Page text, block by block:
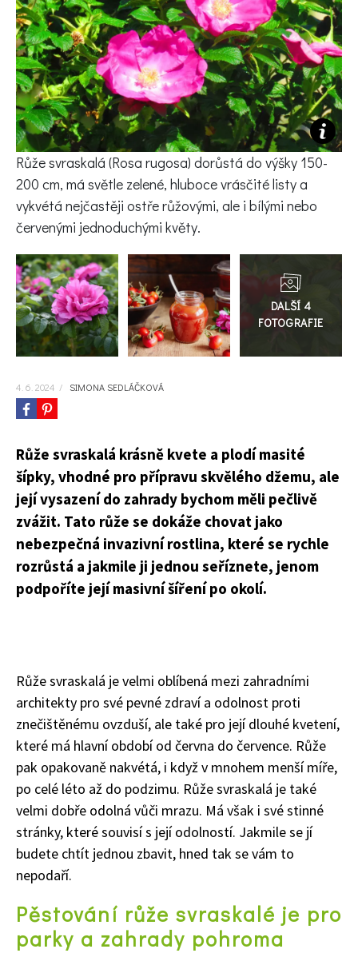
KVÍZY A TESTY
Růže svraskalá (Rosa rugosa) dorůstá do výšky 150-
200 cm, má světle zelené, hluboce vrásčité listy a
vykvétá nejčastěji ostře růžovými, ale i bílými nebo
červenými jednoduchými květy.
do
galerie
4. 6. 2024 / SIMONA SEDLÁČKOVÁ
Růže svraskalá krásně kvete a plodí masité
šípky, vhodné pro přípravu skvělého džemu, ale
její vysazení do zahrady bychom měli pečlivě
zvážit. Tato růže se dokáže chovat jako
nebezpečná invazivní rostlina, které se rychle
rozrůstá a jakmile ji jednou seříznete, jenom
podpoříte její masivní šíření po okolí.
Růže svraskalá je velmi oblíbená mezi zahradními
architekty pro své pevné zdraví a odolnost proti
znečištěnému ovzduší, ale také pro její dlouhé kvetení,
které má hlavní období od června do července. Růže
pak opakovaně nakvétá, i když v mnohem menší míře,
po celé léto až do podzimu. Růže svraskalá je také
velmi dobře odolná vůči mrazu. Má však i své stinné
stránky, které souvisí s její odolností. Jakmile se jí
budete chtít jednou zbavit, hned tak se vám to
nepodaří.
Pěstování růže svraskalé je pro
parky a zahrady pohroma